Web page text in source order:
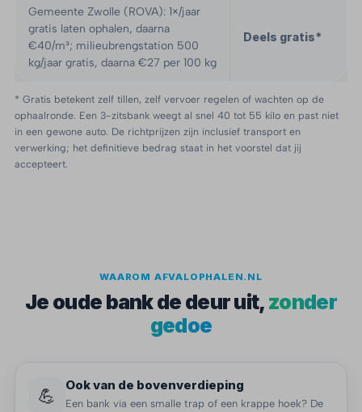
Gemeente Zwolle (ROVA): 1×/jaar
gratis laten ophalen, daarna
€40/m³; milieubrengstation 500
kg/jaar gratis, daarna €27 per 100 kg
Deels gratis*
* Gratis betekent zelf tillen, zelf vervoer regelen of wachten op de
ophaalronde. Een 3-zitsbank weegt al snel 40 tot 55 kilo en past niet
in een gewone auto. De richtprijzen zijn inclusief transport en
verwerking; het definitieve bedrag staat in het voorstel dat jij
accepteert.
WAAROM AFVALOPHALEN.NL
Je oude bank de deur uit, zonder
gedoe
💪 Ook van de bovenverdieping
Een bank via een smalle trap of een krappe hoek? De